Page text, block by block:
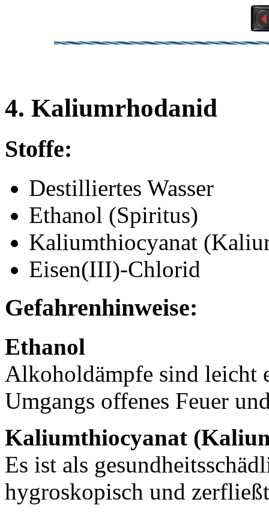
4. Kaliumrhodanid
Stoffe:
Destilliertes Wasser
Ethanol (Spiritus)
Kaliumthiocyanat
Eisen(III)-Chlorid
Gefahrenhinweise:
Ethanol
Alkoholdämpfe sind leicht
Umgangs offenes Feuer
Kaliumthiocyanat
Es ist als
hygroskopisch und